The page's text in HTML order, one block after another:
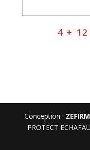
4 + 12
Conception : ZEFIRM
PROTECT